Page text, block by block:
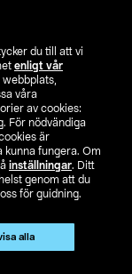
du till att vi
enligt vår
våra
av cookies:
För nödvändiga
är
kunna fungera. Om
inställningar. Ditt
genom att du
för guidning.
allaFör företag